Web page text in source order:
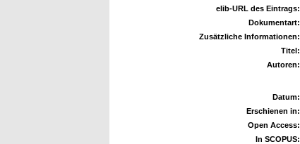
elib-URL des Eintrags:
Dokumentart:
Zusätzliche Informationen:
Titel:
Autoren:
Datum:
Erschienen in:
Open Access:
In SCOPUS: